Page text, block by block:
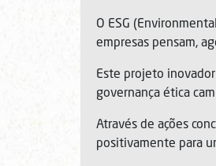
O ESG
empresas pensam,
Este projeto
governança ética
Através de ações
positivamente para